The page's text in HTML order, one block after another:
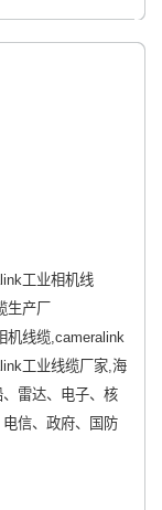
工业相机线
产厂
机线缆,cameralink
工业线缆厂家,海
雷达、电子、核
信、政府、国防